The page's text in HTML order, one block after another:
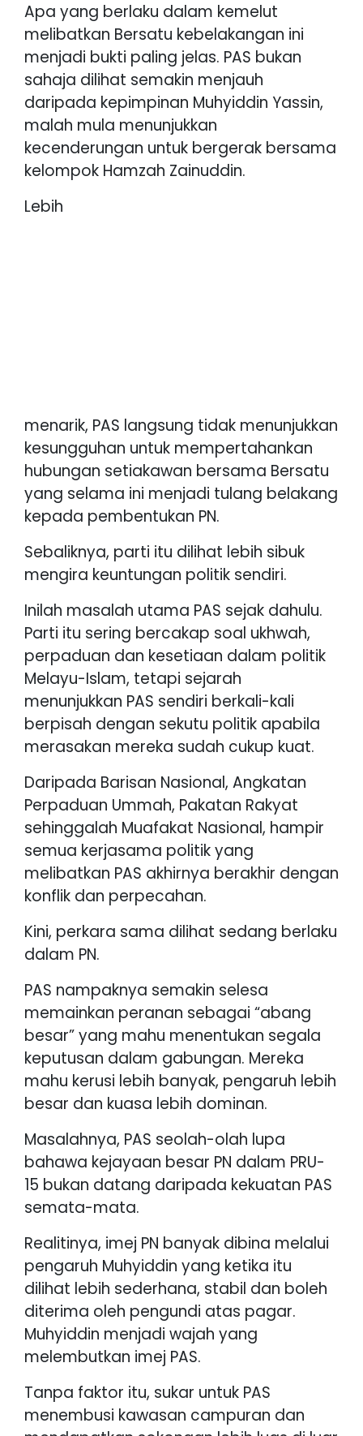
Apa yang berlaku dalam kemelut
melibatkan Bersatu kebelakangan ini
menjadi bukti paling jelas. PAS bukan
sahaja dilihat semakin menjauh
daripada kepimpinan Muhyiddin Yassin,
malah mula menunjukkan
kecenderungan untuk bergerak bersama
kelompok Hamzah Zainuddin.
Lebih
menarik, PAS langsung tidak menunjukkan
kesungguhan untuk mempertahankan
hubungan setiakawan bersama Bersatu
yang selama ini menjadi tulang belakang
kepada pembentukan PN.
Sebaliknya, parti itu dilihat lebih sibuk
mengira keuntungan politik sendiri.
Inilah masalah utama PAS sejak dahulu.
Parti itu sering bercakap soal ukhwah,
perpaduan dan kesetiaan dalam politik
Melayu-Islam, tetapi sejarah
menunjukkan PAS sendiri berkali-kali
berpisah dengan sekutu politik apabila
merasakan mereka sudah cukup kuat.
Daripada Barisan Nasional, Angkatan
Perpaduan Ummah, Pakatan Rakyat
sehinggalah Muafakat Nasional, hampir
semua kerjasama politik yang
melibatkan PAS akhirnya berakhir dengan
konflik dan perpecahan.
Kini, perkara sama dilihat sedang berlaku
dalam PN.
PAS nampaknya semakin selesa
memainkan peranan sebagai “abang
besar” yang mahu menentukan segala
keputusan dalam gabungan. Mereka
mahu kerusi lebih banyak, pengaruh lebih
besar dan kuasa lebih dominan.
Masalahnya, PAS seolah-olah lupa
bahawa kejayaan besar PN dalam PRU-
15 bukan datang daripada kekuatan PAS
semata-mata.
Realitinya, imej PN banyak dibina melalui
pengaruh Muhyiddin yang ketika itu
dilihat lebih sederhana, stabil dan boleh
diterima oleh pengundi atas pagar.
Muhyiddin menjadi wajah yang
melembutkan imej PAS.
Tanpa faktor itu, sukar untuk PAS
menembusi kawasan campuran dan